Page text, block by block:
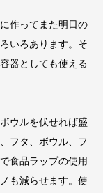
作ってまた明日の
いろあります。そ
器としても使える
ウルを伏せれば盛
フタ、ボウル、フ
食品ラップの使用
も減らせます。使